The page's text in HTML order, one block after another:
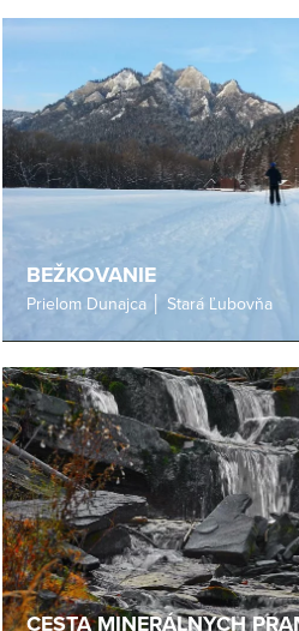
BEŽKOVANIE
Prielom Dunajca │ Stará Ľubovňa
CESTA MINERÁLNYCH